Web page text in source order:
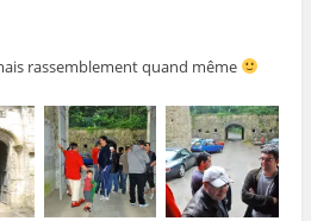
rassemblement quand même